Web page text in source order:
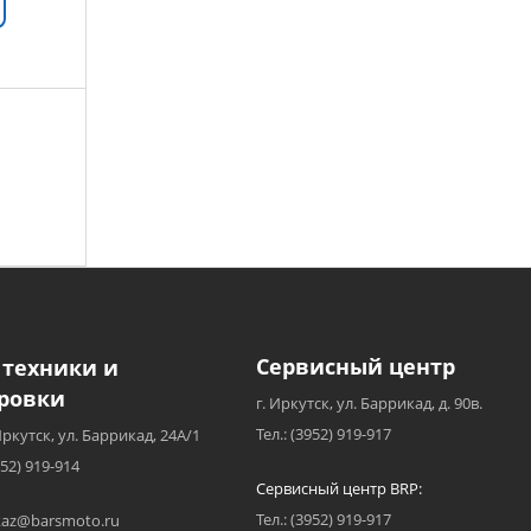
и
ул. Баррикад, 24А/1
919-914
Сервисный центр
г. Иркутск, ул. Баррикад, д. 90в.
Тел.: (3952) 919-917
Сервисный центр BRP:
Тел.: (3952) 919-917